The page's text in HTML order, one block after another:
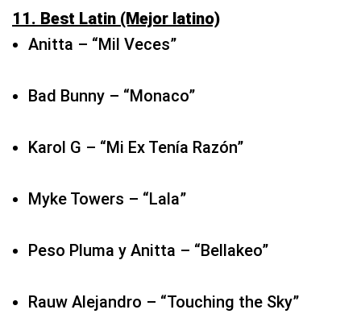
Karol G – “Mi Ex Tenía Razón”
Myke Towers – “Lala”
Peso Pluma y Anitta – “Bellakeo”
Rauw Alejandro – “Touching the Sky”
Shakira y Cardi B – “Puntería”